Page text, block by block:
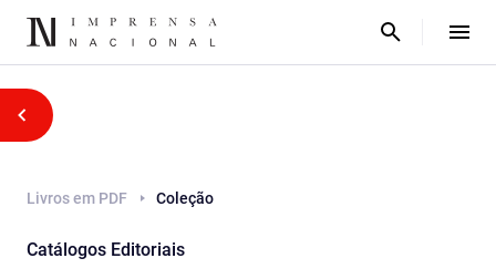
Livros em PDF Coleção
Catálogos Editoriais